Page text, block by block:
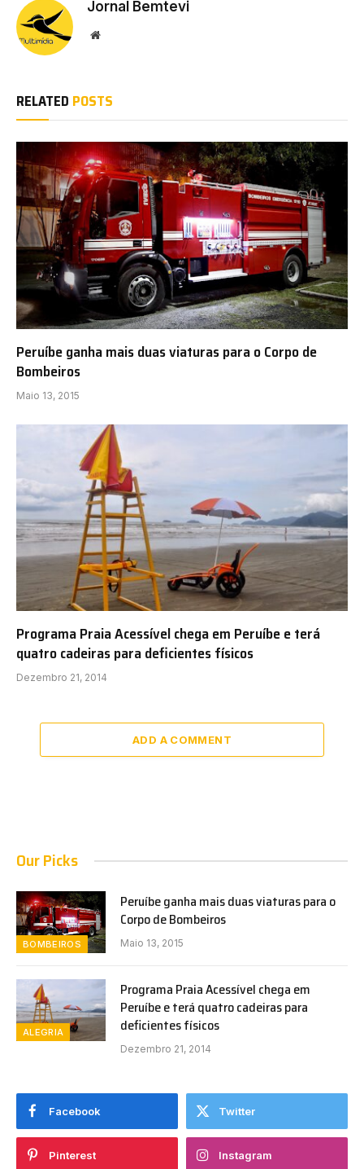
Jornal Bemtevi
Website
RELATED POSTS
Peruíbe ganha mais duas viaturas para o Corpo de
Bombeiros
Maio 13, 2015
Programa Praia Acessível chega em Peruíbe e terá
quatro cadeiras para deficientes físicos
Dezembro 21, 2014
ADD A COMMENT
Our Picks
BOMBEIROS
Peruíbe ganha mais duas viaturas para o
Corpo de Bombeiros
Maio 13, 2015
ALEGRIA
Programa Praia Acessível chega em
Peruíbe e terá quatro cadeiras para
deficientes físicos
Dezembro 21, 2014
Facebook Twitter
Pinterest Instagram